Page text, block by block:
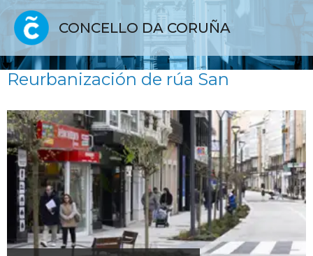
CONCELLO DA CORUÑA
Reurbanización de rúa San